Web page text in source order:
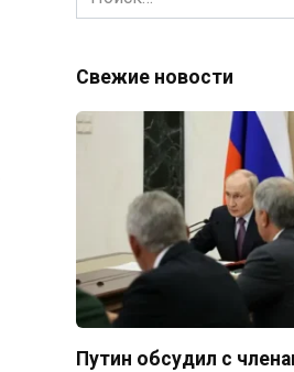
for:
Свежие новости
Путин обсудил с